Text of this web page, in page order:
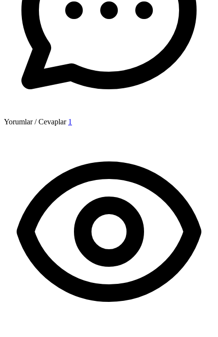
Yorumlar / Cevaplar 1